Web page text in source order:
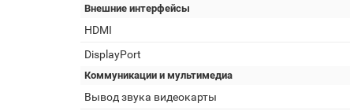
Внешние интерфейсы
HDMI
DisplayPort
Коммуникации и мультимедиа
Вывод звука видеокарты